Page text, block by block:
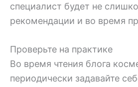
специалист будет не
рекомендации и во время
Проверьте на практике
Во время чтения блога
периодически задавайте